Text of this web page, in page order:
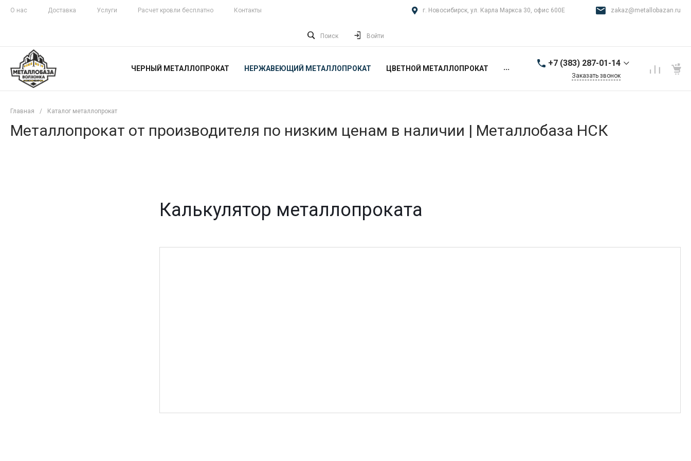
О нас Доставка Услуги Расчет кровли бесплатно Контакты г. Новосибирск, ул. Карла Маркса 30, офис 600Е zakaz@metallobazan.ru
Поиск Войти
ЧЕРНЫЙ МЕТАЛЛОПРОКАТ НЕРЖАВЕЮЩИЙ МЕТАЛЛОПРОКАТ ЦВЕТНОЙ МЕТАЛЛОПРОКАТ ... +7 (383) 287-01-14
9:00-18:00 пн-пт
Заказать звонок
Главная / Каталог металлопрокат
Металлопрокат от производителя по низким ценам в наличии | Металлобаза НСК
Калькулятор металлопроката